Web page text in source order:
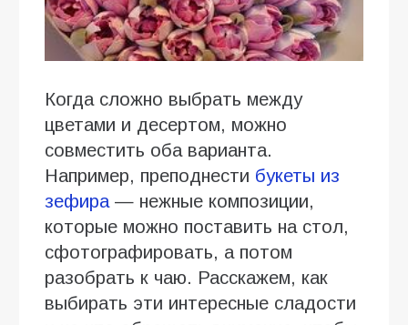
Когда сложно выбрать между
цветами и десертом, можно
совместить оба варианта.
Например, преподнести букеты из
зефира— нежные композиции,
которые можно поставить на стол,
сфотографировать, а потом
разобрать к чаю. Расскажем, как
выбирать эти интересные сладости